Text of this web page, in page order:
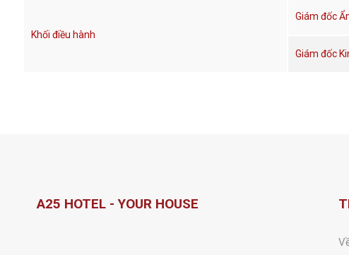
Khối điều hành
Giám đốc
Giám đốc
A25 HOTEL - YOUR HOUSE